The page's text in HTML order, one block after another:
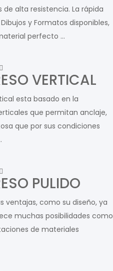
alta resistencia. La rápida
y Formatos disponibles,
perfecto ...
VERTICAL
esta basado en la
que permitan anclaje,
que por sus condiciones
PULIDO
ventajas, como su diseño, ya
muchas posibilidades como
de materiales